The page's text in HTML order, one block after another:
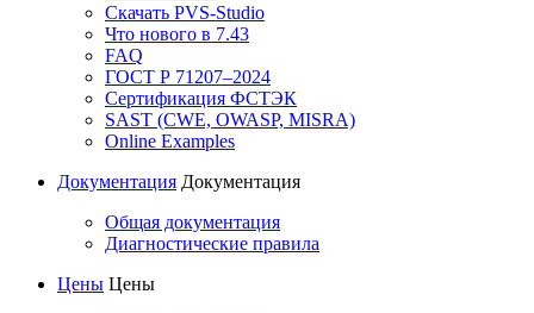
Скачать PVS-Studio
Что нового в 7.43
FAQ
ГОСТ Р 71207–2024
Сертификация ФСТЭК
SAST (CWE, OWASP, MISRA)
Online Examples
Документация Документация
Общая документация
Диагностические правила
Цены Цены